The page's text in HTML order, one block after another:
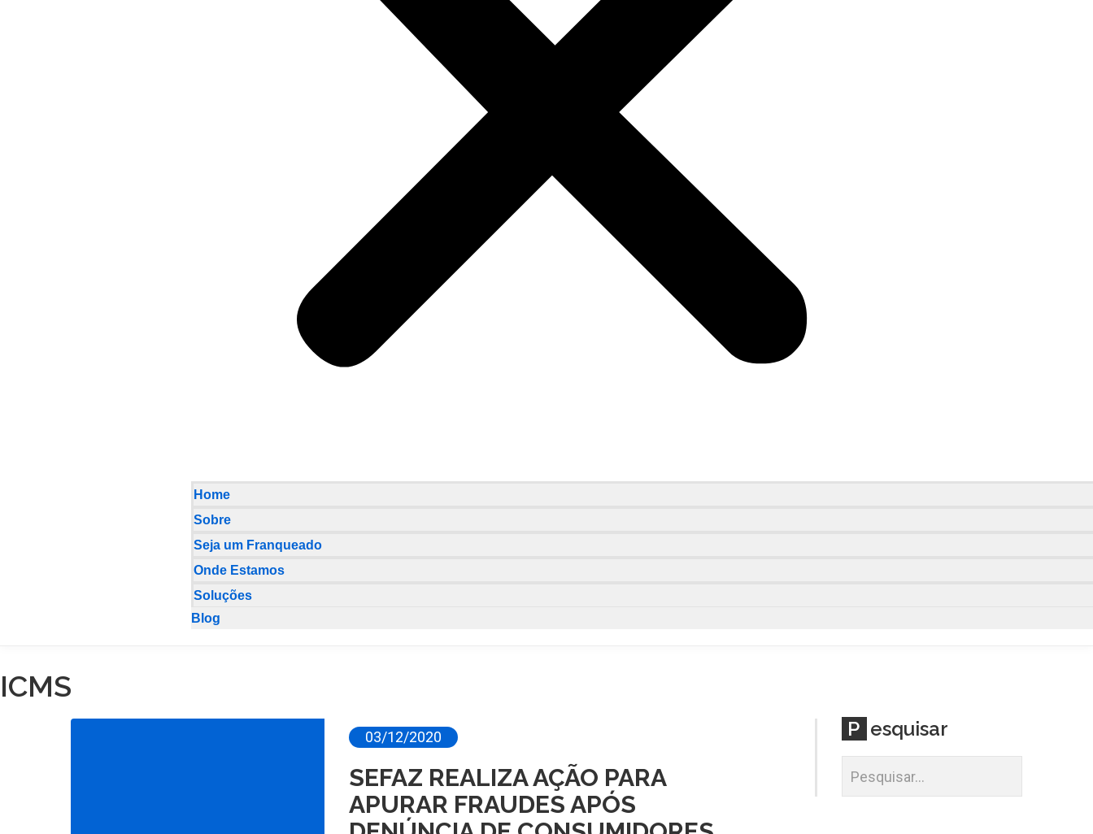
Home
Sobre
Seja um Franqueado
Onde Estamos
Soluções
Blog
ICMS
03/12/2020
SEFAZ REALIZA AÇÃO PARA
APURAR FRAUDES APÓS
P esquisar